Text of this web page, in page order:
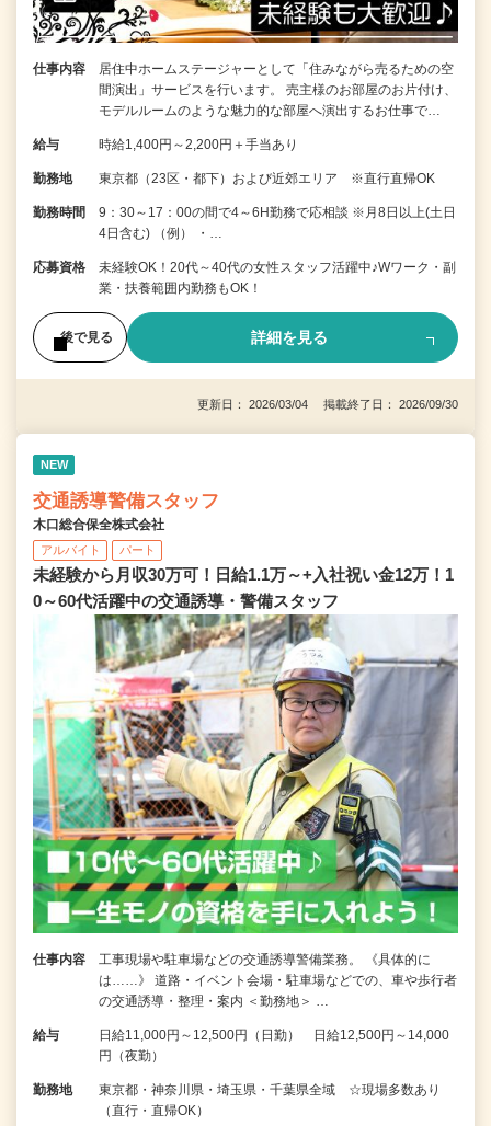
仕事内容
居住中ホームステージャーとして「住みながら売るための空
間演出」サービスを行います。 売主様のお部屋のお片付け、
モデルルームのような魅力的な部屋へ演出するお仕事で…
給与 時給1,400円～2,200円＋手当あり
勤務地 東京都（23区・都下）および近郊エリア ※直行直帰OK
勤務時間
9：30～17：00の間で4～6H勤務で応相談 ※月8日以上(土日
4日含む) （例） ・…
応募資格
未経験OK！20代～40代の女性スタッフ活躍中♪Wワーク・副
業・扶養範囲内勤務もOK！
後で見る 詳細を見る
更新日： 2026/03/04 掲載終了日： 2026/09/30
NEW
交通誘導警備スタッフ
木口総合保全株式会社
アルバイト パート
未経験から月収30万可！日給1.1万～+入社祝い金12万！1
0～60代活躍中の交通誘導・警備スタッフ
仕事内容
工事現場や駐車場などの交通誘導警備業務。 《具体的に
は……》 道路・イベント会場・駐車場などでの、車や歩行者
の交通誘導・整理・案内 ＜勤務地＞ …
給与
日給11,000円～12,500円（日勤） 日給12,500円～14,000
円（夜勤）
勤務地
東京都・神奈川県・埼玉県・千葉県全域 ☆現場多数あり
（直行・直帰OK）